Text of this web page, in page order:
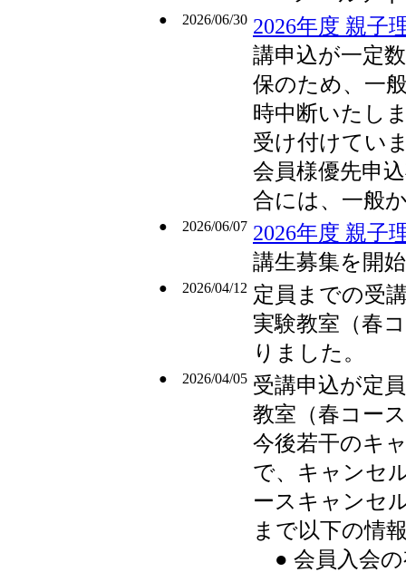
● 2026/06/30 2026年度 親子
講申込が一定
保のため、一
時中断いたし
受け付けてい
会員様優先申
合には、一般
● 2026/06/07 2026年度 親子
講生募集を開
● 2026/04/12 定員までの受
実験教室（春
りました。
● 2026/04/05 受講申込が定
教室（春コー
今後若干のキ
で、キャンセ
ースキャンセ
まで以下の情
● 会員入会の